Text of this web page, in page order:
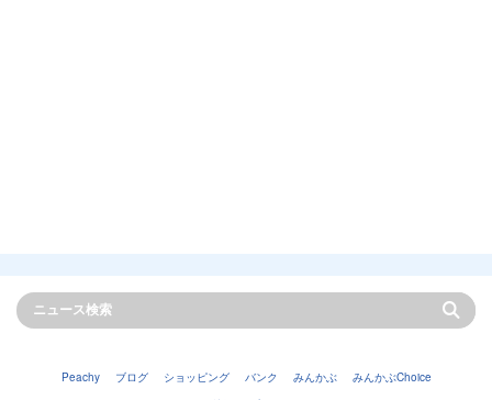
Peachy ブログ ショッピング バンク みんかぶ
みんかぶChoice